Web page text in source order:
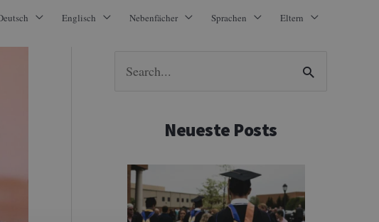
Englisch Nebenfächer Sprachen Eltern
Neueste Posts